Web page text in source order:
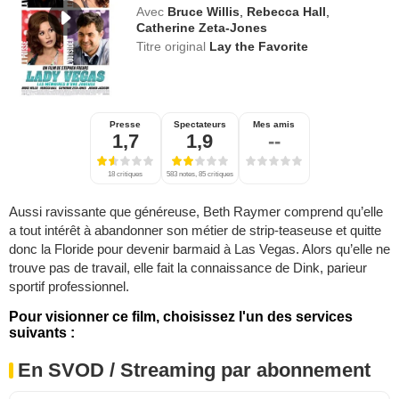
Avec Bruce Willis Rebecca Hall
Catherine Zeta-Jones
Titre original Lay the Favorite
Presse
1,7
18 critiques
Spectateurs
1,9
583 notes, 85 critiques
Mes amis
--
Aussi ravissante que généreuse, Beth Raymer comprend qu’elle
a tout intérêt à abandonner son métier de strip-teaseuse et quitte
donc la Floride pour devenir barmaid à Las Vegas. Alors qu’elle ne
trouve pas de travail, elle fait la connaissance de Dink, parieur
sportif professionnel.
Pour visionner ce film, choisissez l'un des services
suivants :
En SVOD / Streaming par abonnement